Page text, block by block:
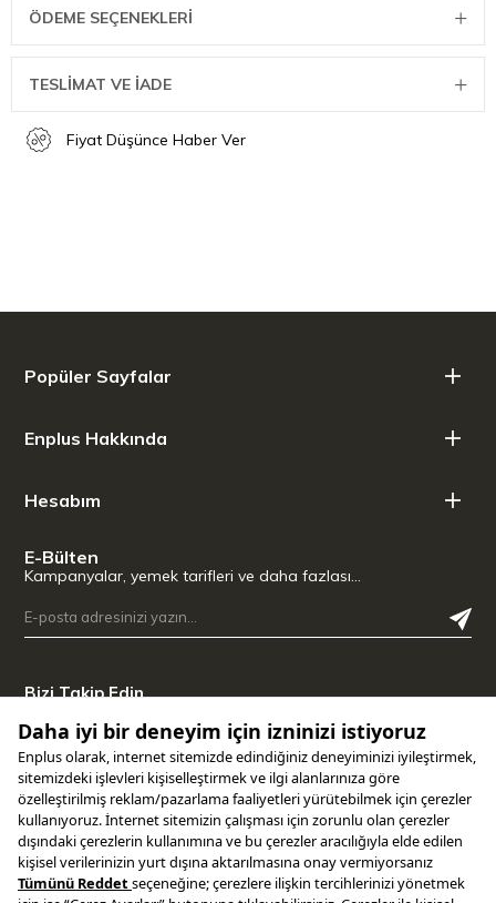
ÖDEME SEÇENEKLERI
TESLİMAT VE İADE
Fiyat Düşünce Haber Ver
Popüler Sayfalar
Enplus Hakkında
Hesabım
E-Bülten
Kampanyalar, yemek tarifleri ve daha fazlası…
Bizi Takip Edin
Uygulamamızı İndirin